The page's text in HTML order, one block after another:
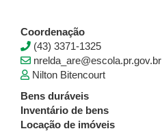
Coordenação
(43) 3371-1325
nrelda_are@escola.pr.gov.br
Nilton Bitencourt
Bens duráveis
Inventário de bens
Locação de imóveis